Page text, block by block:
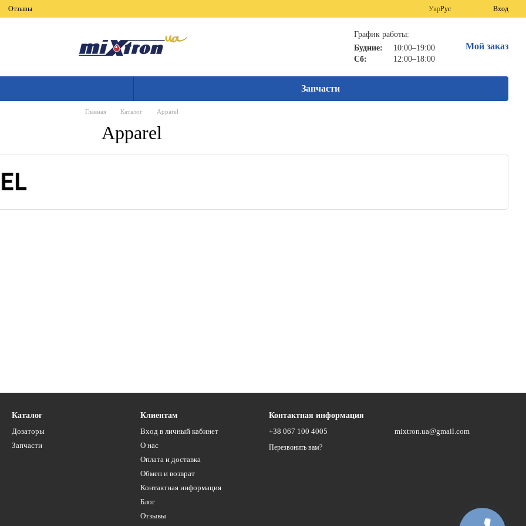
Отзывы УкрРус Вход
График работы:
Будние:
10:00–19:00
Сб:
12:00–18:00
Мой заказ
Запчасти
Главная Каталог Apparel
Apparel
Каталог
Дозаторы
Запчасти
Клиентам
Вход в личный кабинет
О нас
Оплата и доставка
Обмен и возврат
Контактная информация
Блог
Отзывы
Контактная информация
+38 067 100 4005
Перезвонить вам?
mixtron.ua@gmail.com